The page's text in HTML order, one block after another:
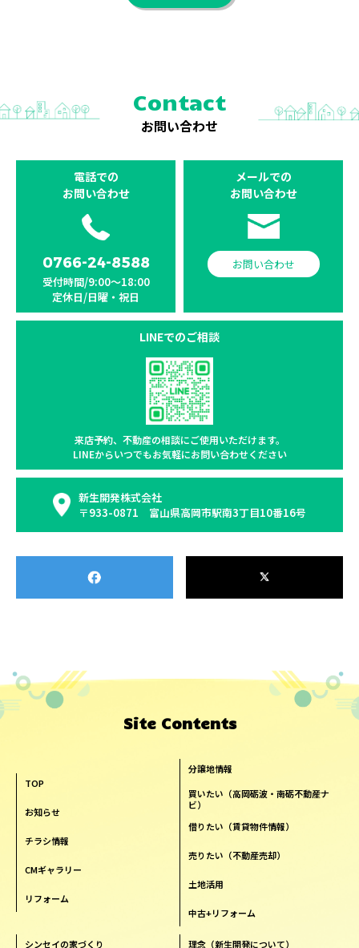
Contact
お問い合わせ
電話での
お問い合わせ
0766-24-8588
受付時間/9:00〜18:00
定休日/日曜・祝日
メールでの
お問い合わせ
お問い合わせ
LINEでのご相談
来店予約、不動産の相談にご使用いただけます。
LINEからいつでもお気軽にお問い合わせください
新生開発株式会社
〒933-0871 富山県高岡市駅南3丁目10番16号
Site Contents
TOP
お知らせ
チラシ情報
CMギャラリー
リフォーム
分譲地情報
買いたい（高岡砺波・南砺不動産ナ
ビ）
借りたい（賃貸物件情報）
売りたい（不動産売却）
土地活用
中古+リフォーム
シンセイの家づくり 理念（新生開発について）